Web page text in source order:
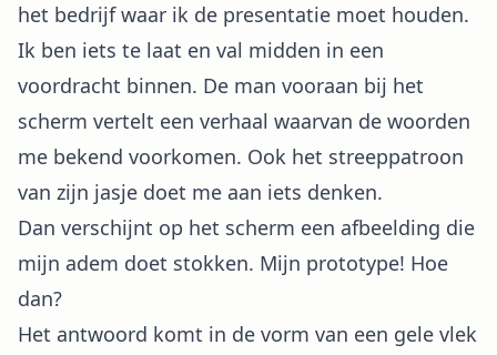
het bedrijf waar ik de presentatie moet houden.
Ik ben iets te laat en val midden in een
voordracht binnen. De man vooraan bij het
scherm vertelt een verhaal waarvan de woorden
me bekend voorkomen. Ook het streeppatroon
van zijn jasje doet me aan iets denken.
Dan verschijnt op het scherm een afbeelding die
mijn adem doet stokken. Mijn prototype! Hoe
dan?
Het antwoord komt in de vorm van een gele vlek